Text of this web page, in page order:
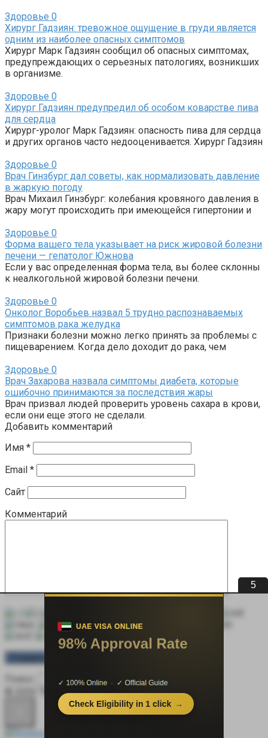
5
Здоровье 0
Хирург Гадзиян: тревожное ощущение в груди является
одним из наиболее опасных симптомов
Хирург Марк Гадзиян сообщил об опасных симптомах,
предупреждающих о серьезных патологиях, возникших
в организме.
Здоровье 0
Хирург Гадзиян предупредил об особом коварстве пива
для сердца
Хирург-уролог Марк Гадзиян: опасность пива для сердца
и других органов часто недооценивается. Хирург Гадзиян
Здоровье 0
Врач Гинзбург дал советы, как нормализовать давление
в жаркую погоду
Врач Михаил Гинзбург: колебания кровяного давления в
жару могут происходить при имеющейся гипертонии и
Здоровье 0
Форма вашего тела указывает на риск жировой болезни
печени — гепатолог Южнова
Если у вас определенная форма тела, вы более склонны
к неалкогольной жировой болезни печени.
Здоровье 0
Онколог Воробьев назвал 5 трудно распознаваемых
симптомов рака желудка
Признаки болезни можно легко принять за проблемы с
пищеварением. Когда дело доходит до рака, чем
Здоровье 0
Врач Захарова назвала симптомы диабета, которые
ошибочно принимаются за последствия жары
Врач призвал людей проверить уровень сахара в крови,
если они еще этого не сделали.
Добавить комментарий
Имя *
Email *
Сайт
Комментарий
Поиск:
© 2026 Терапевт Плюс